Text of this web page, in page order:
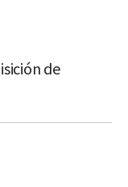
de